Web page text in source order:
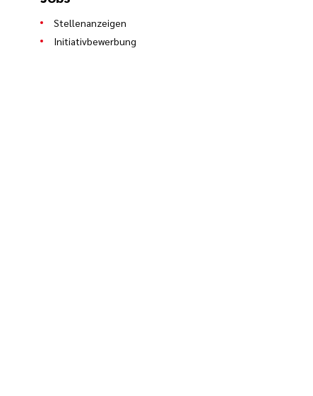
Stellenanzeigen
Initiativbewerbung